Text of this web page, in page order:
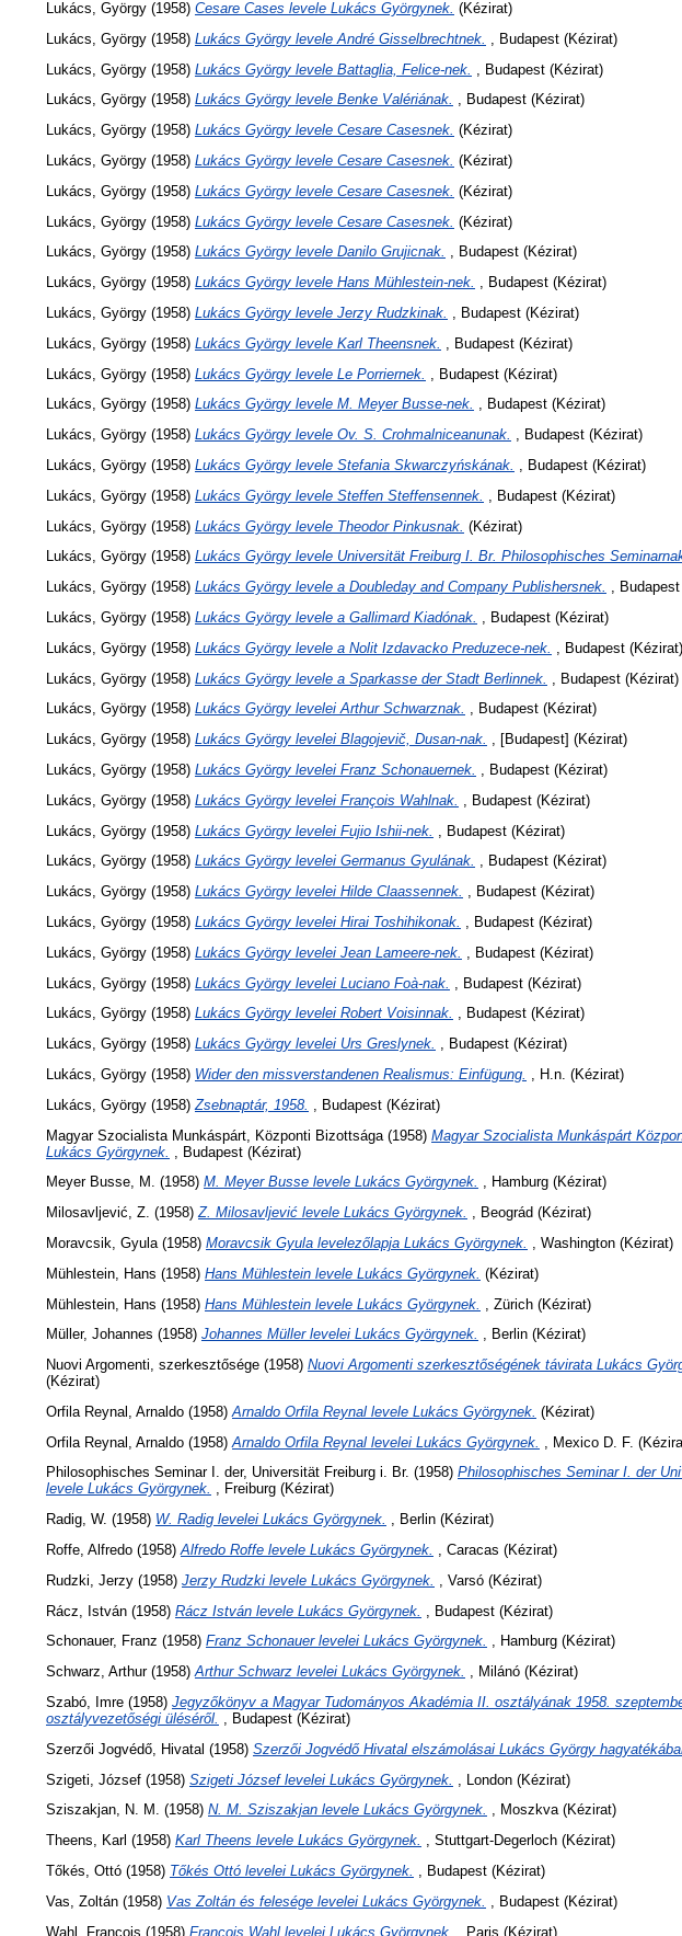
Lukács, György (1958) Cesare Cases levele Lukács Györgynek. (Kézirat)
Lukács, György (1958) Lukács György levele André Gisselbrechtnek.
, Budapest (Kézirat)
Lukács, György (1958) Lukács György levele Battaglia, Felice-nek.
, Budapest (Kézirat)
Lukács, György (1958) Lukács György levele Benke Valériának. , Budapest (Kézirat)
Lukács, György (1958) Lukács György levele Cesare Casesnek. (Kézirat)
Lukács, György (1958) Lukács György levele Cesare Casesnek. (Kézirat)
Lukács, György (1958) Lukács György levele Cesare Casesnek. (Kézirat)
Lukács, György (1958) Lukács György levele Cesare Casesnek. (Kézirat)
Lukács, György (1958) Lukács György levele Danilo Grujicnak. , Budapest (Kézirat)
Lukács, György (1958) Lukács György levele Hans Mühlestein-nek. , Budapest (Kézirat)
Lukács, György (1958) Lukács György levele Jerzy Rudzkinak. , Budapest (Kézirat)
Lukács, György (1958) Lukács György levele Karl Theensnek.
, Budapest (Kézirat)
Lukács, György (1958) Lukács György levele Le Porriernek.
, Budapest (Kézirat)
Lukács, György (1958) Lukács György levele M. Meyer Busse-nek. , Budapest (Kézirat)
Lukács, György (1958) Lukács György levele Ov. S. Crohmalniceanunak. , Budapest (Kézirat)
Lukács, György (1958) Lukács György levele Stefania Skwarczyńskának.
, Budapest (Kézirat)
Lukács, György (1958) Lukács György levele Steffen Steffensennek.
, Budapest (Kézirat)
Lukács, György (1958) Lukács György levele Theodor Pinkusnak. (Kézirat)
Lukács, György (1958) Lukács György levele Universität Freiburg I. Br. Philosophisches
Lukács, György (1958) Lukács György levele a Doubleday and Company Publishersnek. ,
Lukács, György (1958) Lukács György levele a Gallimard Kiadónak.
, Budapest (Kézirat)
Lukács, György (1958) Lukács György levele a Nolit Izdavacko Preduzece-nek.
, Budapest (Kézirat)
Lukács, György (1958) Lukács György levele a Sparkasse der Stadt Berlinnek.
, Budapest (Kézirat)
Lukács, György (1958) Lukács György levelei Arthur Schwarznak. , Budapest (Kézirat)
Lukács, György (1958) Lukács György levelei Blagojevič, Dusan-nak. , [Budapest] (Kézirat)
Lukács, György (1958) Lukács György levelei Franz Schonauernek.
, Budapest (Kézirat)
Lukács, György (1958) Lukács György levelei François Wahlnak.
, Budapest (Kézirat)
Lukács, György (1958) Lukács György levelei Fujio Ishii-nek.
, Budapest (Kézirat)
Lukács, György (1958) Lukács György levelei Germanus Gyulának. , Budapest (Kézirat)
Lukács, György (1958) Lukács György levelei Hilde Claassennek. , Budapest (Kézirat)
Lukács, György (1958) Lukács György levelei Hirai Toshihikonak.
, Budapest (Kézirat)
Lukács, György (1958) Lukács György levelei Jean Lameere-nek.
, Budapest (Kézirat)
Lukács, György (1958) Lukács György levelei Luciano Foà-nak.
, Budapest (Kézirat)
Lukács, György (1958) Lukács György levelei Robert Voisinnak. , Budapest (Kézirat)
Lukács, György (1958) Lukács György levelei Urs Greslynek. , Budapest (Kézirat)
Lukács, György (1958) Wider den missverstandenen Realismus: Einfügung.
, H.n. (Kézirat)
Lukács, György (1958) Zsebnaptár, 1958.
, Budapest (Kézirat)
Magyar Szocialista Munkáspárt, Központi Bizottsága (1958) Magyar Szocialista Munkáspárt
Lukács Györgynek.
, Budapest (Kézirat)
Meyer Busse, M. (1958) M. Meyer Busse levele Lukács Györgynek. , Hamburg (Kézirat)
Milosavljević, Z. (1958)Z. Milosavljević levele Lukács Györgynek. , Beográd (Kézirat)
Moravcsik, Gyula (1958) Moravcsik Gyula levelezőlapja Lukács Györgynek.
, Washington (Kézirat)
Mühlestein, Hans (1958) Hans Mühlestein levele Lukács Györgynek. (Kézirat)
Mühlestein, Hans (1958) Hans Mühlestein levele Lukács Györgynek.
, Zürich (Kézirat)
Müller, Johannes (1958) Johannes Müller levelei Lukács Györgynek. , Berlin (Kézirat)
Nuovi Argomenti, szerkesztősége (1958) Nuovi Argomenti szerkesztőségének távirata Lukács
(Kézirat)
Orfila Reynal, Arnaldo (1958) Arnaldo Orfila Reynal levele Lukács Györgynek. (Kézirat)
Orfila Reynal, Arnaldo (1958) Arnaldo Orfila Reynal levelei Lukács Györgynek.
, Mexico D. F.
Philosophisches Seminar I. der, Universität Freiburg i. Br. (1958) Philosophisches Seminar I. der
levele Lukács Györgynek. , Freiburg (Kézirat)
Radig, W. (1958) W. Radig levelei Lukács Györgynek. , Berlin (Kézirat)
Roffe, Alfredo (1958)Alfredo Roffe levele Lukács Györgynek. , Caracas (Kézirat)
Rudzki, Jerzy (1958) Jerzy Rudzki levele Lukács Györgynek.
, Varsó (Kézirat)
Rácz, István (1958) Rácz István levele Lukács Györgynek.
, Budapest (Kézirat)
Schonauer, Franz (1958) Franz Schonauer levelei Lukács Györgynek. , Hamburg (Kézirat)
Schwarz, Arthur(1958)Arthur Schwarz levelei Lukács Györgynek. , Milánó (Kézirat)
Szabó, Imre (1958) Jegyzőkönyv a Magyar Tudományos Akadémia II. osztályának 1958.
osztályvezetőségi üléséről. , Budapest (Kézirat)
Szerzői Jogvédő, Hivatal (1958) Szerzői Jogvédő Hivatal elszámolásai Lukács György
Szigeti, József (1958) Szigeti József levelei Lukács Györgynek.
, London (Kézirat)
Sziszakjan, N. M. (1958) N. M. Sziszakjan levele Lukács Györgynek. , Moszkva (Kézirat)
Theens, Karl (1958) Karl Theens levele Lukács Györgynek. , Stuttgart-Degerloch (Kézirat)
Tőkés, Ottó (1958) Tőkés Ottó levelei Lukács Györgynek. , Budapest (Kézirat)
Vas, Zoltán (1958) Vas Zoltán és felesége levelei Lukács Györgynek.
, Budapest (Kézirat)
Wahl, François (1958) François Wahl levelei Lukács Györgynek. , Paris (Kézirat)